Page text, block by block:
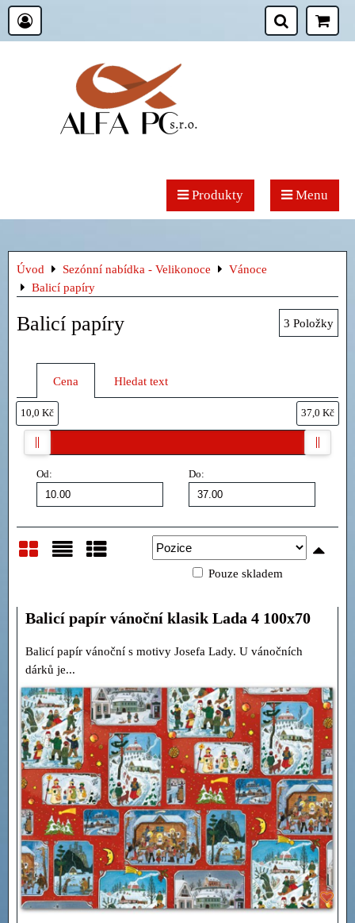
Produkty Menu
Úvod Sezónní nabídka - Velikonoce
Vánoce
Balicí papíry
Balicí papíry 3 Položky
Cena Hledat text
Od: Do:
10,0 Kč 37,0 Kč
Pouze skladem
Balicí papír vánoční klasik Lada 4 100x70
Balicí papír vánoční s motivy Josefa Lady. U vánočních
dárků je...